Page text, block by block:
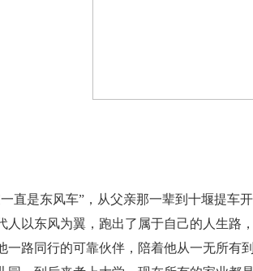
直是东风车”，从父亲那一辈到十堰提车
人以东风为翼，跑出了属于自己的人生路
一路同行的可靠伙伴，陪着他从一无所有